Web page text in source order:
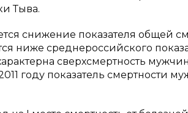
Тыва.
снижение показателя общей
ниже среднероссийского
сверхсмертность
году показатель смертности